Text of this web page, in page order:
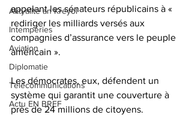
Aktyalite an Kreyòl
Intempéries
Aviation
Diplomatie
Télécommunications
Actu EN BREF
appelant les sénateurs républicains à «
rediriger les milliards versés aux
compagnies d’assurance vers le peuple
américain ».
Les démocrates, eux, défendent un
système qui garantit une couverture à
près de 24 millions de citoyens.